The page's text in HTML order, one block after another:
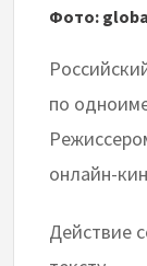
Фото:
по
онлайн-
Действие